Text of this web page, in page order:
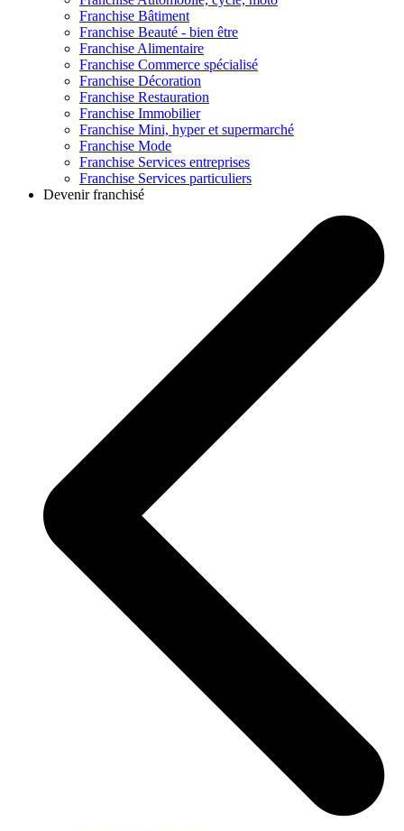
Franchise Bâtiment
Franchise Beauté - bien être
Franchise Alimentaire
Franchise Commerce spécialisé
Franchise Décoration
Franchise Restauration
Franchise Immobilier
Franchise Mini, hyper et supermarché
Franchise Mode
Franchise Services entreprises
Franchise Services particuliers
Devenir franchisé